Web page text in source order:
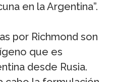
en la Argentina”.
por Richmond son
que es
desde Rusia.